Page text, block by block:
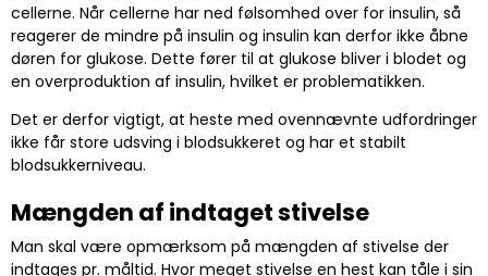
cellerne. Når cellerne har ned følsomhed over for insulin, så
reagerer de mindre på insulin og insulin kan derfor ikke åbne
døren for glukose. Dette fører til at glukose bliver i blodet og
en overproduktion af insulin, hvilket er problematikken.
Det er derfor vigtigt, at heste med ovennævnte udfordringer
ikke får store udsving i blodsukkeret og har et stabilt
blodsukkerniveau.
Mængden af indtaget stivelse
Man skal være opmærksom på mængden af stivelse der
indtages pr. måltid. Hvor meget stivelse en hest kan tåle i sin